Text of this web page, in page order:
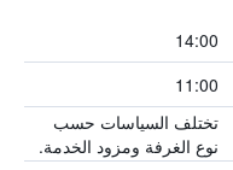
14:00
11:00
تختلف السياسات حسب
نوع الغرفة ومزود الخدمة.